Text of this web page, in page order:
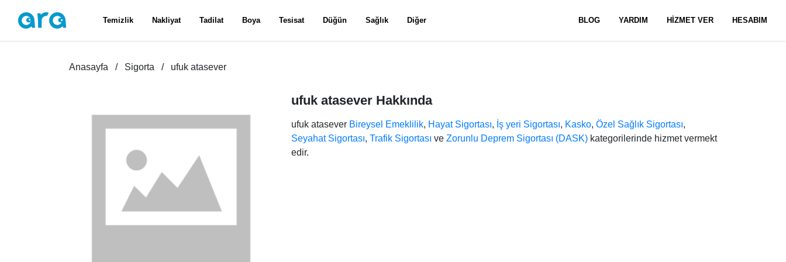
Temizlik Nakliyat Tadilat Boya Tesisat Düğün Sağlık Diğer BLOG YARDIM HİZMET VER HESABIM
Anasayfa Sigorta ufuk atasever
ufuk atasever Hakkında
ufuk atasever Bireysel Emeklilik, Hayat Sigortası, İş yeri Sigortası, Kasko, Özel Sağlık Sigortası,
Seyahat Sigortası, Trafik Sigortası ve Zorunlu Deprem Sigortası (DASK) kategorilerinde hizmet vermekt
edir.